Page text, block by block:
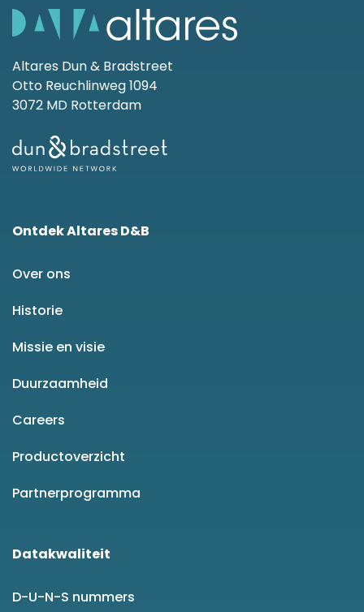
Altares Dun & Bradstreet
Otto Reuchlinweg 1094
3072 MD Rotterdam
Ontdek Altares D&B
Over ons
Historie
Missie en visie
Duurzaamheid
Careers
Productoverzicht
Partnerprogramma
Datakwaliteit
D-U-N-S nummers